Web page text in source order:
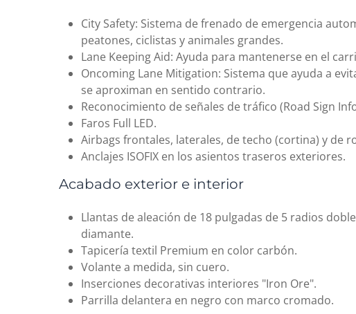
City Safety: Sistema de frenado de emergencia
peatones, ciclistas y animales grandes.
Lane Keeping Aid: Ayuda para mantenerse en el
Oncoming Lane Mitigation: Sistema que ayuda a
se aproximan en sentido contrario.
Reconocimiento de señales de tráfico (Road Sign
Faros Full LED.
Airbags frontales, laterales, de techo (cortina) y de
Anclajes ISOFIX en los asientos traseros exteriores.
Acabado exterior e interior
Llantas de aleación de 18 pulgadas de 5 radios
diamante.
Tapicería textil Premium en color carbón.
Volante a medida, sin cuero.
Inserciones decorativas interiores "Iron Ore".
Parrilla delantera en negro con marco cromado.